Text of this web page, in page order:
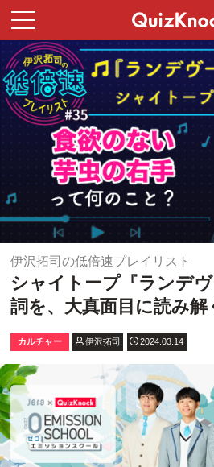
伊沢拓司の低倍速プレイリスト
シャイトープ『ランデ
詞を、大真面目に読み解
カルチャー 伊沢拓司 2024.03.14